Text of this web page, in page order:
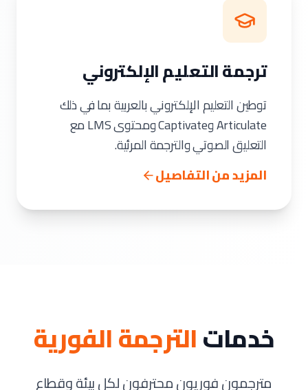
ترجمة التعليم الإلكتروني
توطين التعليم الإلكتروني بالعربية بما في ذلك
Articulate وCaptivate ومحتوى LMS مع
التعليق الصوتي والترجمة المرئية.
المزيد من التفاصيل
خدماتالترجمة الفورية
مترجمون فوريون محترفون لكل بيئة وقطاع